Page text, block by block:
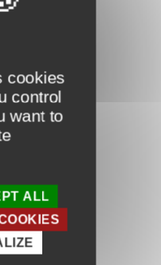
cookies
control
want to
ALL